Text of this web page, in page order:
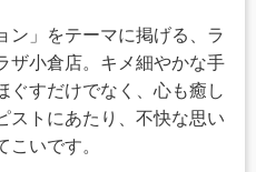
ン」をテーマに掲げる、ラ
小倉店。キメ細やかな手
ぐすだけでなく、心も癒し
ストにあたり、不快な思い
こいです。